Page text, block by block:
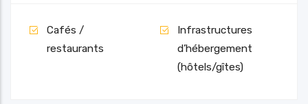
Cafés /
restaurants
Infrastructures
d’hébergement
(hôtels/gîtes)